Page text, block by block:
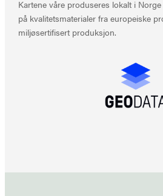
Kartene våre produseres lokalt i
på kvalitetsmaterialer fra europeiske
miljøsertifisert produksjon.